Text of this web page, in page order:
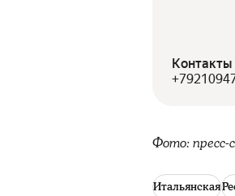
Контакты
Фото: пресс-
Итальянская